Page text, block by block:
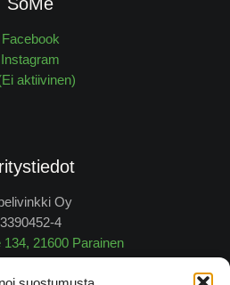
Facebook
Instagram
aktiivinen)
Oy
3390452-4
134, 21600 Parainen